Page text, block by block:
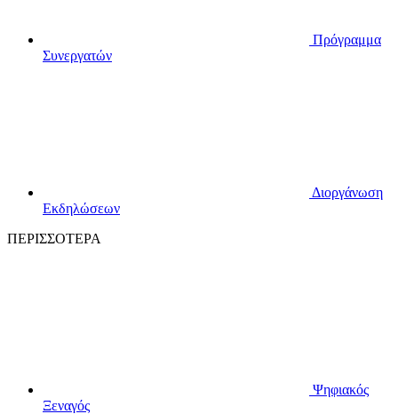
Πρόγραμμα
Συνεργατών
Διοργάνωση
Εκδηλώσεων
ΠΕΡΙΣΣΟΤΕΡΑ
Ψηφιακός
Ξεναγός